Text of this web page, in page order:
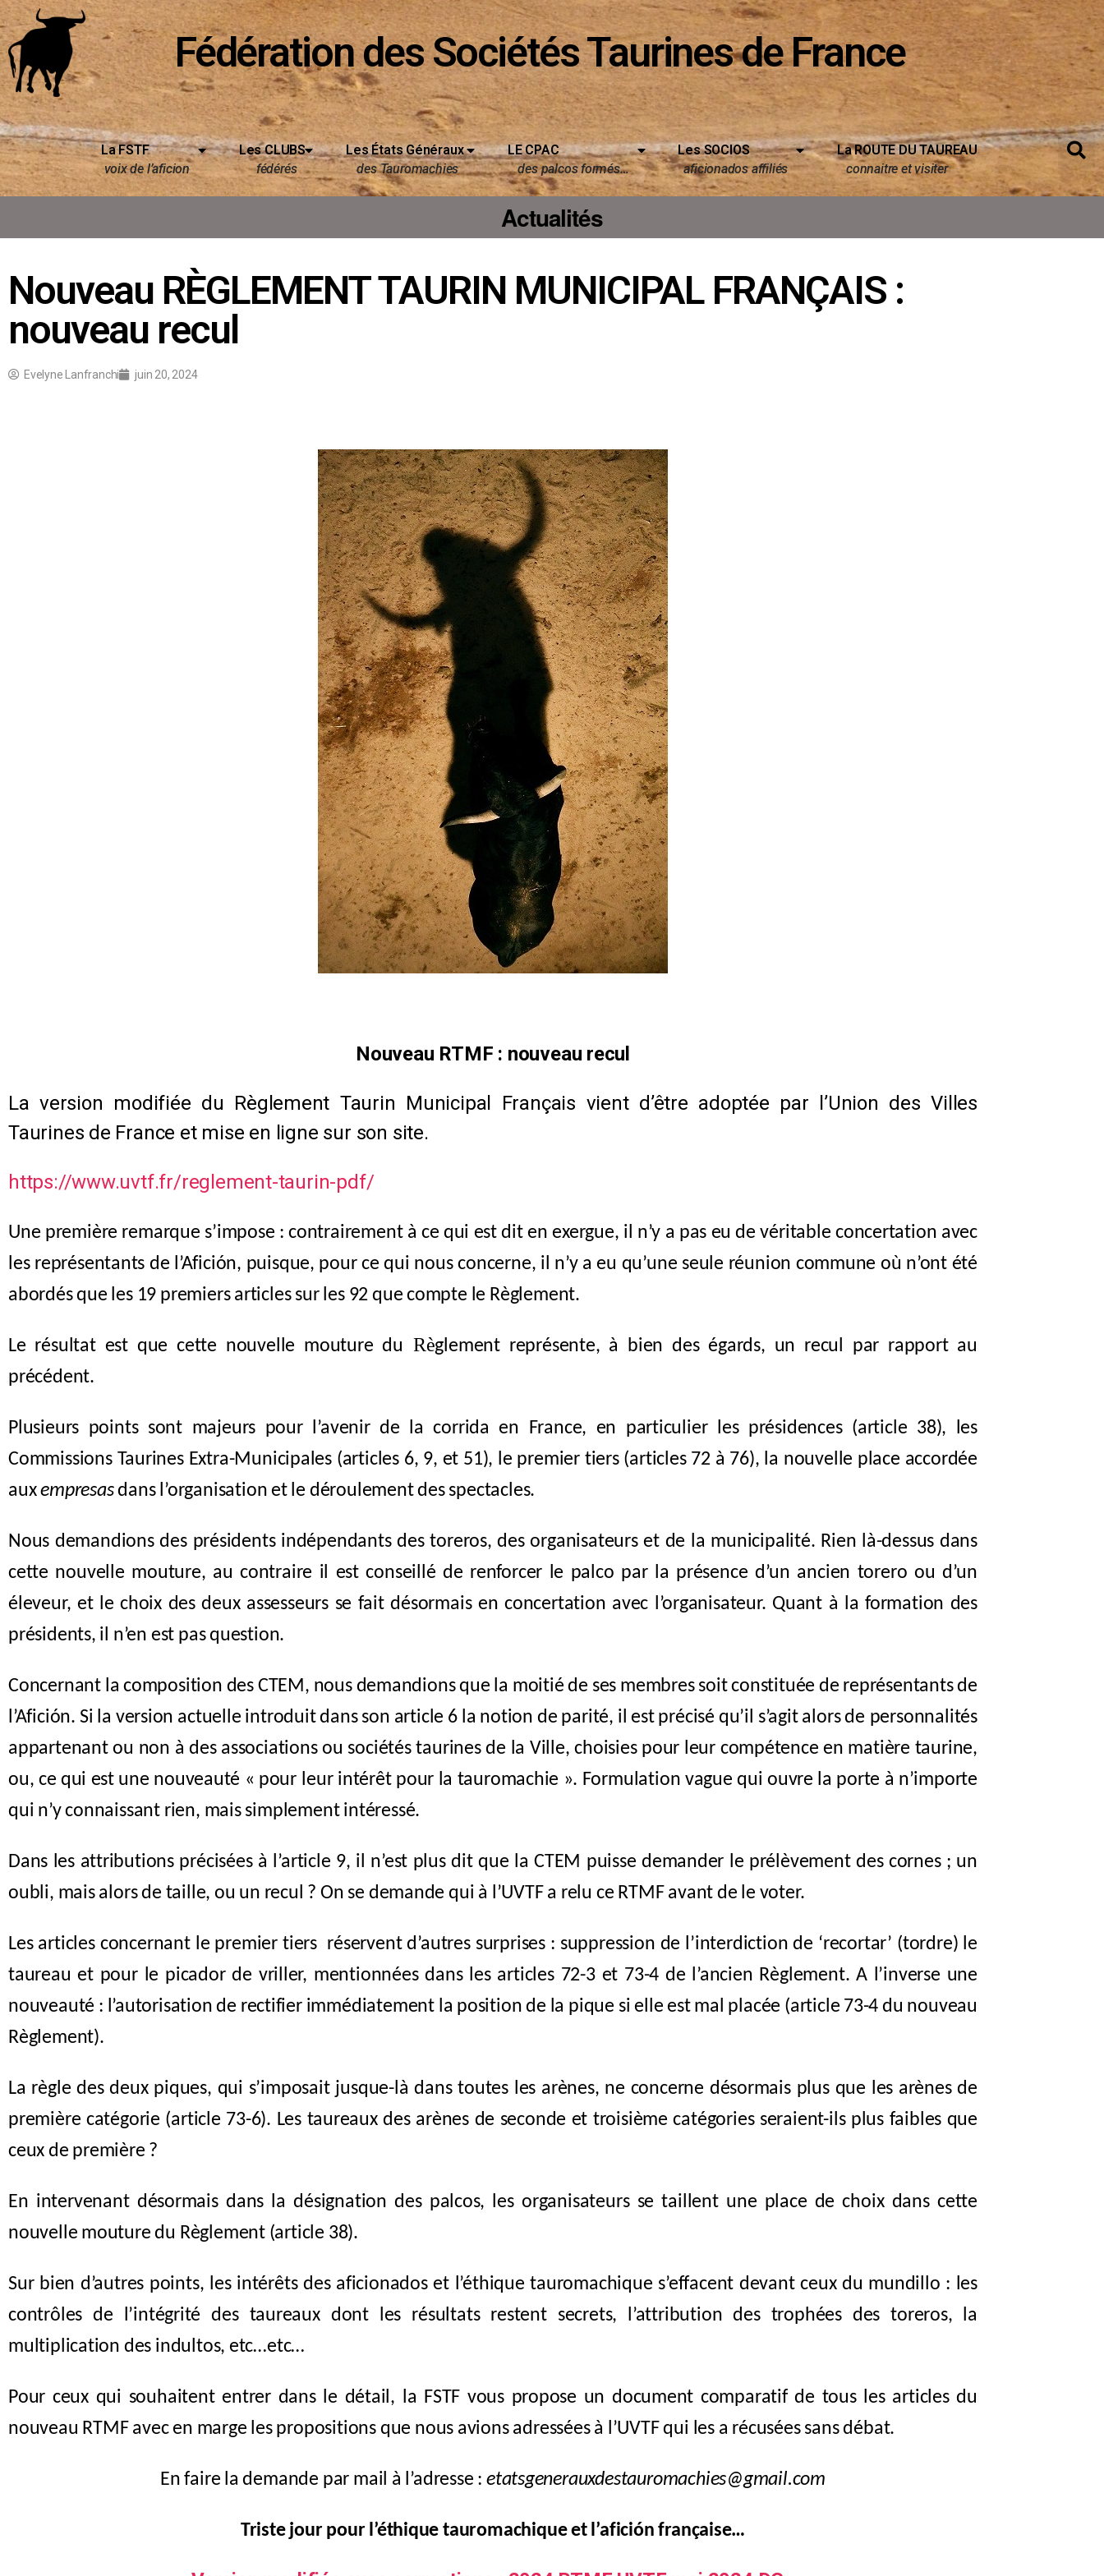
Fédération des Sociétés Taurines de France
La FSTF
voix de l’aficion
Les CLUBS
fédérés
Les États Généraux
des Tauromachies
LE CPAC
des palcos formés…
Les SOCIOS
aficionados affiliés
La ROUTE DU TAUREAU
connaitre et visiter
Actualités
Nouveau RÈGLEMENT TAURIN MUNICIPAL FRANÇAIS :
nouveau recul
Evelyne Lanfranchi juin 20, 2024
Nouveau RTMF : nouveau recul
La version modifiée du Règlement Taurin Municipal Français vient d’être adoptée par l’Union des Villes
Taurines de France et mise en ligne sur son site.
https://www.uvtf.fr/reglement-taurin-pdf/
Une première remarque s’impose : contrairement à ce qui est dit en exergue, il n’y a pas eu de véritable concertation avec
les représentants de l’Afición, puisque, pour ce qui nous concerne, il n’y a eu qu’une seule réunion commune où n’ont été
abordés que les 19 premiers articles sur les 92 que compte le Règlement.
Le résultat est que cette nouvelle mouture du Règlement représente, à bien des égards, un recul par rapport au
précédent.
Plusieurs points sont majeurs pour l’avenir de la corrida en France, en particulier les présidences (article 38), les
Commissions Taurines Extra-Municipales (articles 6, 9, et 51), le premier tiers (articles 72 à 76), la nouvelle place accordée
auxempresasdans l’organisation et le déroulement des spectacles.
Nous demandions des présidents indépendants des toreros, des organisateurs et de la municipalité. Rien là-dessus dans
cette nouvelle mouture, au contraire il est conseillé de renforcer le palco par la présence d’un ancien torero ou d’un
éleveur, et le choix des deux assesseurs se fait désormais en concertation avec l’organisateur. Quant à la formation des
présidents, il n’en est pas question.
Concernant la composition des CTEM, nous demandions que la moitié de ses membres soit constituée de représentants de
l’Afición. Si la version actuelle introduit dans son article 6 la notion de parité, il est précisé qu’il s’agit alors de personnalités
appartenant ou non à des associations ou sociétés taurines de la Ville,choisies pour leur compétence en matière taurine,
ou, ce qui est une nouveauté « pour leur intérêt pour la tauromachie ». Formulation vague qui ouvre la porte à n’importe
qui n’y connaissant rien, mais simplement intéressé.
Dans les attributions précisées à l’article 9, il n’est plus dit que la CTEM puisse demander le prélèvement des cornes ; un
oubli, mais alors de taille, ou un recul ? On se demande qui à l’UVTF a relu ce RTMF avant de le voter.
Les articles concernant le premier tiers réservent d’autres surprises : suppression de l’interdiction de ‘recortar’ (tordre) le
taureau et pour le picador de vriller, mentionnées dans les articles 72-3 et 73-4 de l’ancien Règlement. A l’inverse une
nouveauté : l’autorisation de rectifier immédiatement la position de la pique si elle est mal placée (article 73-4 du nouveau
Règlement).
La règle des deux piques, qui s’imposait jusque-là dans toutes les arènes, ne concerne désormais plus que les arènes de
première catégorie (article 73-6). Les taureaux des arènes de seconde et troisième catégories seraient-ils plus faibles que
ceux de première ?
En intervenant désormais dans la désignation des palcos, les organisateurs se taillent une place de choix dans cette
nouvelle mouture du Règlement (article 38).
Sur bien d’autres points, les intérêts des aficionados et l’éthique tauromachique s’effacent devant ceux du mundillo : les
contrôles de l’intégrité des taureaux dont les résultats restent secrets, l’attribution des trophées des toreros, la
multiplication des indultos, etc…etc…
Pour ceux qui souhaitent entrer dans le détail, la FSTF vous propose un document comparatif de tous les articles du
nouveau RTMF avec en marge les propositions que nous avions adressées à l’UVTF qui les a récusées sans débat.
En faire la demande par mail à l’adresse : etatsgenerauxdestauromachies@gmail.com
Triste jour pour l’éthique tauromachique et l’afición française…